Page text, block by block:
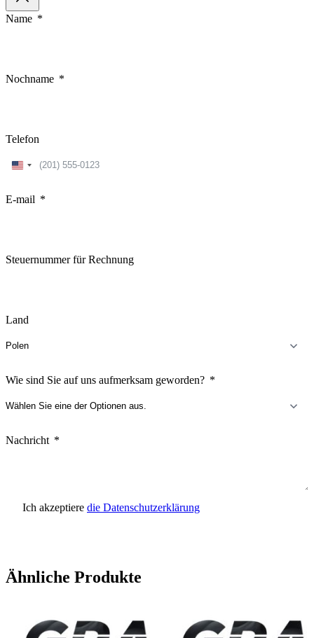
Name
Nochname
Telefon
United
E-mail
Steuernummer für Rechnung
Land
Wie sind Sie auf uns aufmerksam geworden?
Nachricht
Ich akzeptiere die Datenschutzerklärung
Ähnliche Produkte